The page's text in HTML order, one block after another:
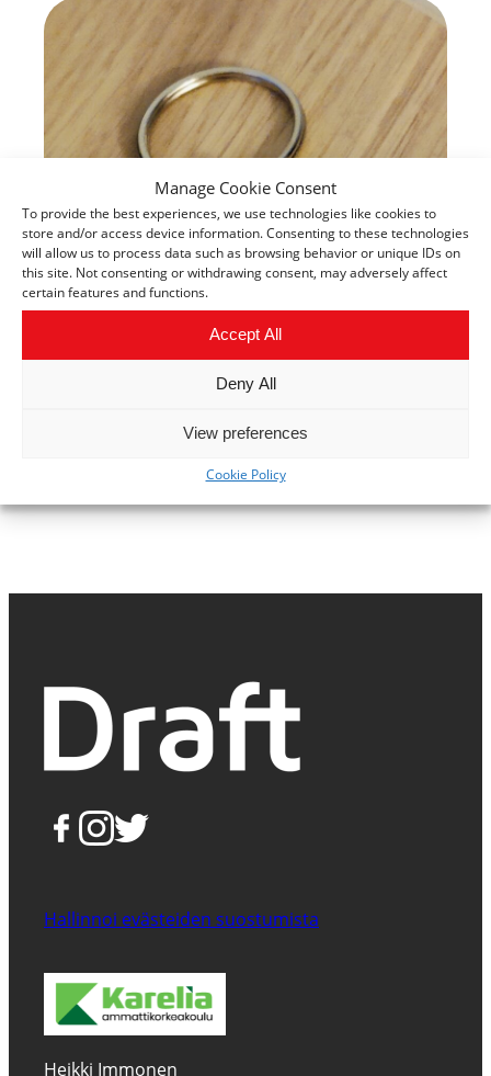
Manage Cookie Consent
To provide the best experiences, we use technologies like cookies to
store and/or access device information. Consenting to these technologies
will allow us to process data such as browsing behavior or unique IDs on
this site. Not consenting or withdrawing consent, may adversely affect
certain features and functions.
Accept All
Deny All
View preferences
Cookie Policy
Hallinnoi evästeiden suostumista
Heikki Immonen